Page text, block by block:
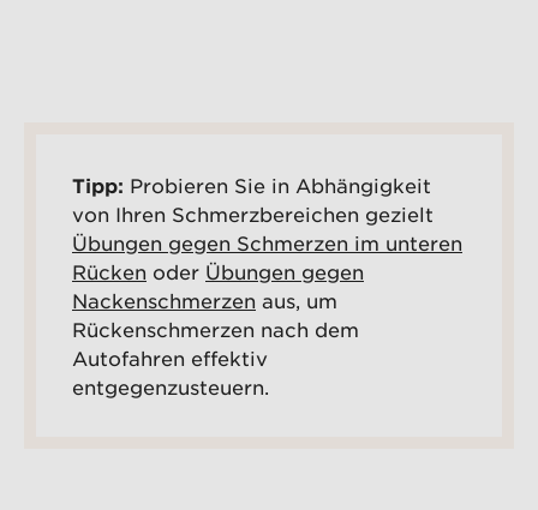
Tipp: Probieren Sie in Abhängigkeit
von Ihren Schmerzbereichen gezielt
Übungen gegen Schmerzen im unteren
Rücken oder Übungen gegen
Nackenschmerzen aus, um
Rückenschmerzen nach dem
Autofahren effektiv
entgegenzusteuern.